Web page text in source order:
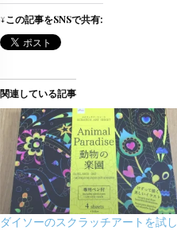
↓この記事をSNSで共有:
関連している記事
ダイソーのスクラッチアートを試し